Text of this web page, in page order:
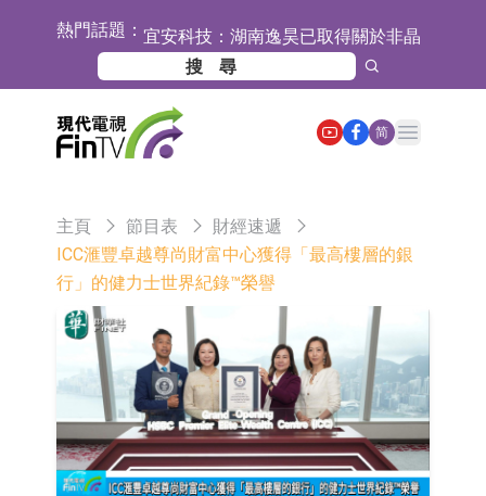
熱門話題： 宜安科技：湖南逸昊已取得關於非晶
合金項目環境影響報告表的批覆
石藥創新(300765.SZ)子公司SYS6037
注射液獲美國藥物還床試驗批准
華蘭生物：子公司華蘭疫苗正在開展
新型流感病毒mRNA疫苗研發工作
通靈股份：公司生產組裝的重載
商用車技術體系 並進入小規模商用示
範階段
京東物流與迅銷集團達成戰略合作 共
建全球物流供應鏈網絡
航天電器：子公司蘇州華旃的高速模
組及液冷互連產品處於小批量供貨階
段
日韓股市雙雙收漲
【異動股】分立器件板塊下挫，锴威
特(688693.CN)跌11.69%
【異動股】雞肉概念板塊拉升，益生
股份(002458.CN)漲10.02%
台積電7月營收同比增加44.7%
简
Open main menu
主頁 節目表
財經速遞
ICC滙豐卓越尊尚財富中心獲得「最高樓層的銀
行」的健力士世界紀錄™榮譽